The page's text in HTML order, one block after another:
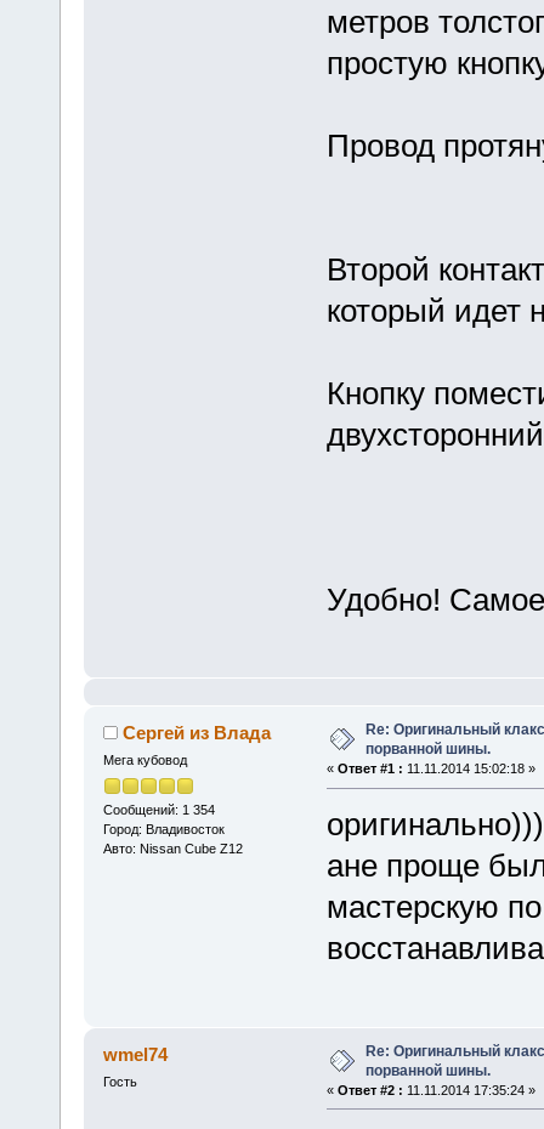
метров
простую
Провод
Второй
который идет
Кнопку
Удобно!
Сергей из Влада
Мега кубовод
Сообщений: 1 354
Город: Владивосток
Авто: Nissan Cube Z12
Re: Оригинальный
порванной шины.
« Ответ #1 : 11.11.2014 15:02:18 »
ане проще
мастерскую
wmel74
Гость
Re: Оригинальный
порванной шины.
« Ответ #2 : 11.11.2014 17:35:24 »